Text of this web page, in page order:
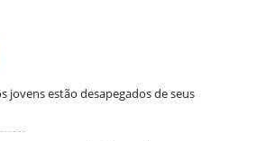
jovens estão desapegados de seus